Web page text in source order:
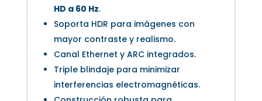
HD a 60 Hz.
Soporta HDR para imágenes con
mayor contraste y realismo.
Canal Ethernet y ARC integrados.
Triple blindaje para minimizar
interferencias electromagnéticas.